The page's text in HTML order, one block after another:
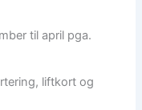
til april pga.
liftkort og